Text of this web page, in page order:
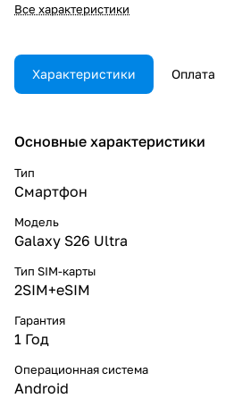
Все характеристики
Характеристики Оплата
Основные характеристики
Тип
Смартфон
Модель
Galaxy S26 Ultra
Тип SIM-карты
2SIM+eSIM
Гарантия
1 Год
Операционная система
Android